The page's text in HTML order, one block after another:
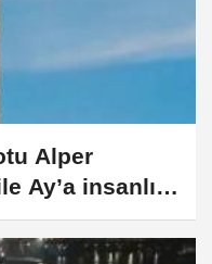
Alper
Ay’a insanlı